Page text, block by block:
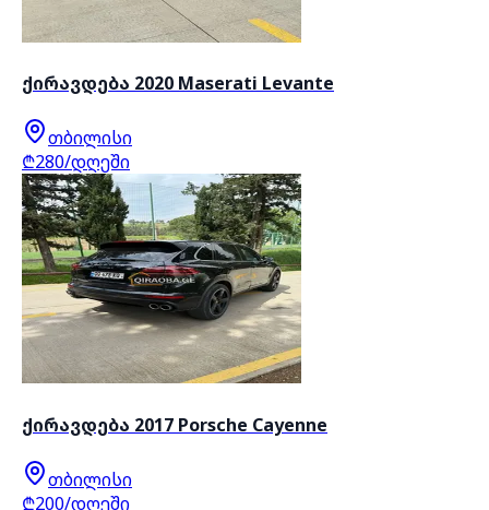
ქირავდება 2020 Maserati Levante
თბილისი
₾280/დღეში
ქირავდება 2017 Porsche Cayenne
თბილისი
₾200/დღეში